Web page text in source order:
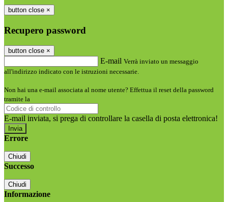
button close ×
Recupero password
button close ×
E-mail Verrà inviato un messaggio
all'indirizzo indicato con le istruzioni necessarie.
Non hai una e-mail associata al nome utente? Effettua il reset della password
tramite la
E-mail inviata, si prega di controllare la casella di posta elettronica!
Errore
Chiudi
Successo
Chiudi
Informazione